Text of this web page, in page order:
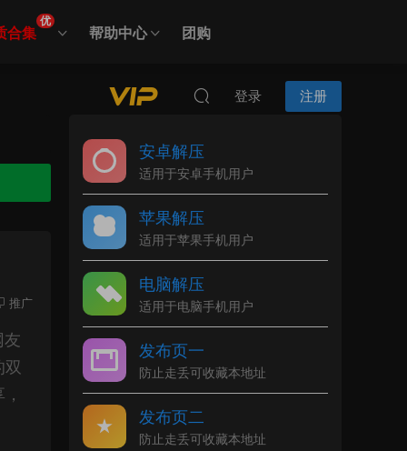
合集
优
帮助中心 团购
登录 注册
推广
友
双
安卓解压
适用于安卓手机用户
苹果解压
适用于苹果手机用户
电脑解压
适用于电脑手机用户
发布页一
防止走丢可收藏本地址
发布页二
防止走丢可收藏本地址